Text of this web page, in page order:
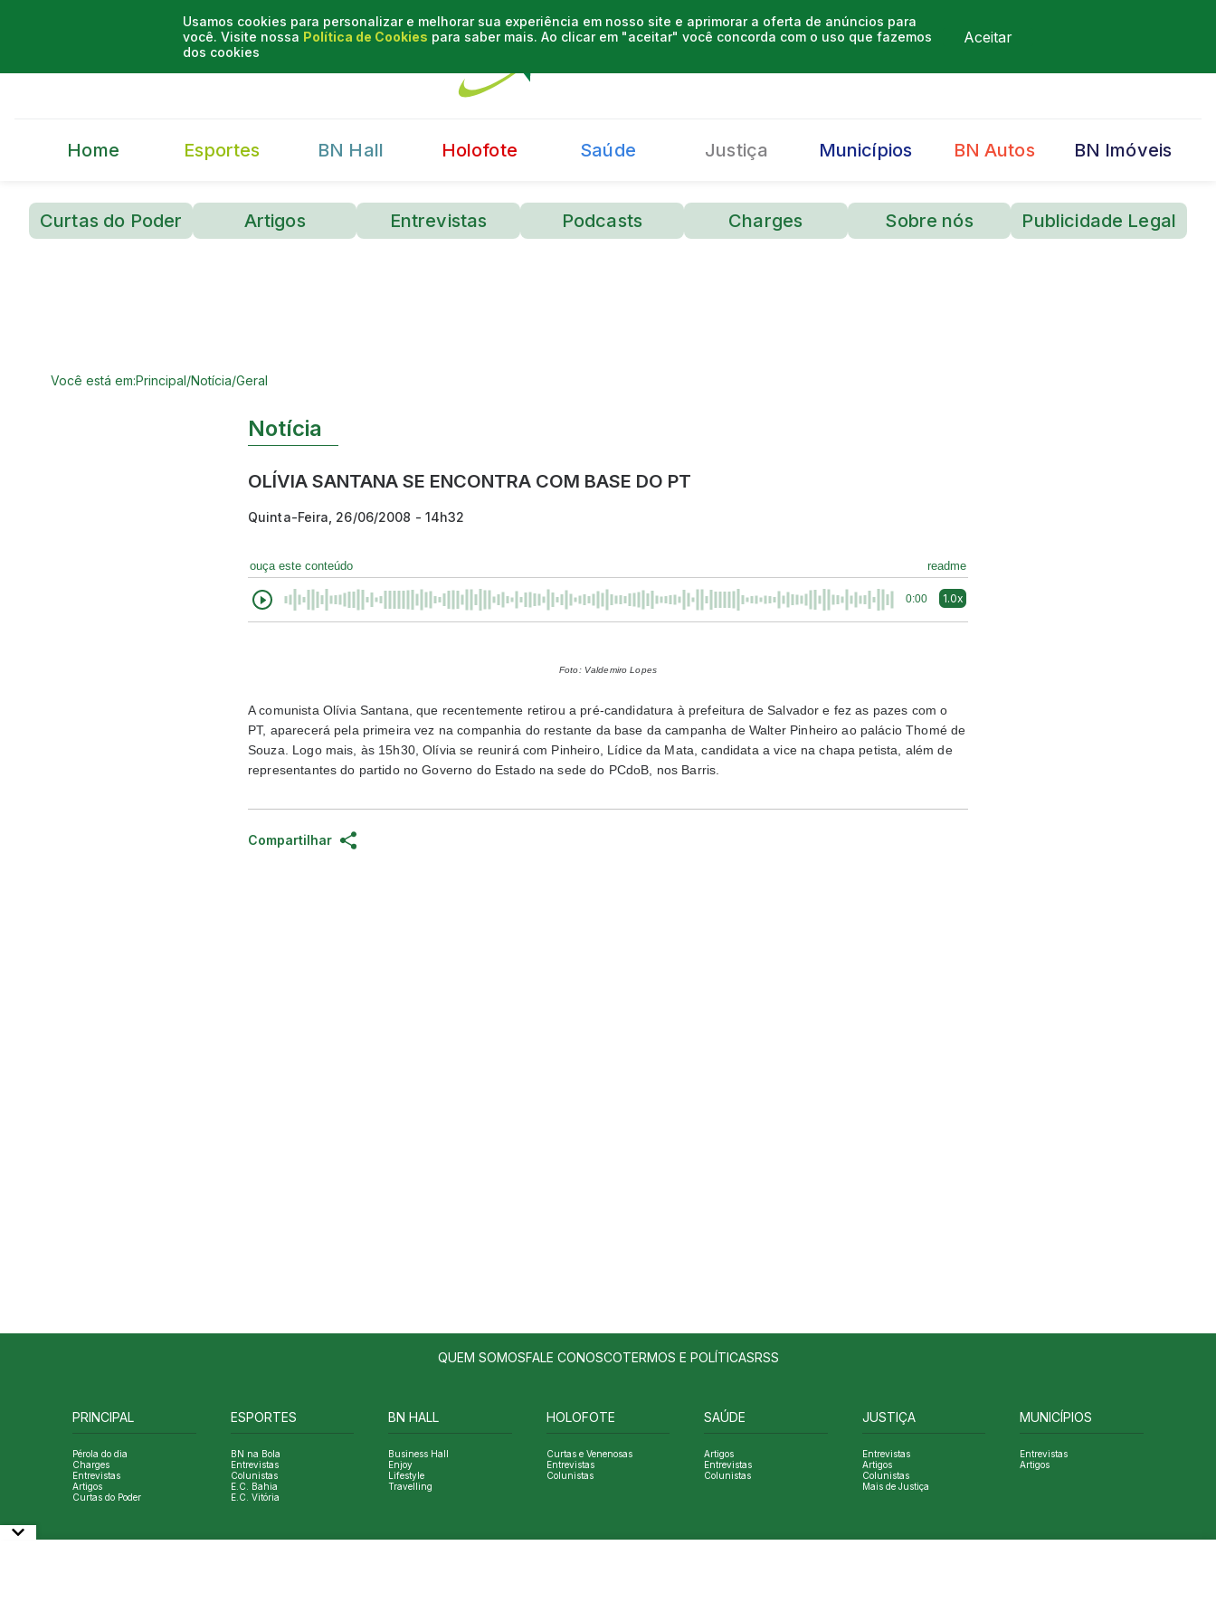
Usamos cookies para personalizar e melhorar sua experiência em nosso site e aprimorar a oferta de anúncios para
você. Visite nossa Política de Cookies para saber mais. Ao clicar em "aceitar" você concorda com o uso que fazemos
dos cookies
Aceitar
Home Esportes BN Hall Holofote Saúde Justiça Municípios BN Autos BN Imóveis
Curtas do Poder Artigos Entrevistas Podcasts Charges Sobre nós Publicidade Legal
Você está em:Principal/Notícia/Geral
Notícia
OLÍVIA SANTANA SE ENCONTRA COM BASE DO PT
Quinta-Feira, 26/06/2008 - 14h32
ouça este conteúdo readme
0:00 1.0x
Foto: Valdemiro Lopes
A comunista Olívia Santana, que recentemente retirou a pré-candidatura à prefeitura de Salvador e fez as pazes com o
PT, aparecerá pela primeira vez na companhia do restante da base da campanha de Walter Pinheiro ao palácio Thomé de
Souza. Logo mais, às 15h30, Olívia se reunirá com Pinheiro, Lídice da Mata, candidata a vice na chapa petista, além de
representantes do partido no Governo do Estado na sede do PCdoB, nos Barris.
Compartilhar
QUEM SOMOSFALE CONOSCOTERMOS E POLÍTICASRSS
PRINCIPAL
Pérola do dia
Charges
Entrevistas
Artigos
Curtas do Poder
ESPORTES
BN na Bola
Entrevistas
Colunistas
E.C. Bahia
E.C. Vitória
BN HALL
Business Hall
Enjoy
Lifestyle
Travelling
HOLOFOTE
Curtas e Venenosas
Entrevistas
Colunistas
SAÚDE
Artigos
Entrevistas
Colunistas
JUSTIÇA
Entrevistas
Artigos
Colunistas
Mais de Justiça
MUNICÍPIOS
Entrevistas
Artigos